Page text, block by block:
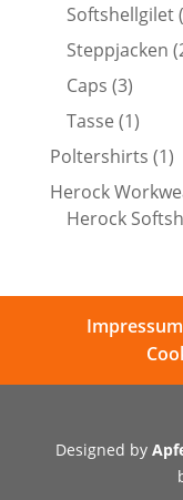
Softshellgilet
Steppjacken
Caps 33
Tasse 11
Poltershirts 11
Herock
Herock
Impressum
Designed by